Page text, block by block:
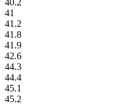
41
41.2
41.8
41.9
42.6
44.3
44.4
45.1
45.2